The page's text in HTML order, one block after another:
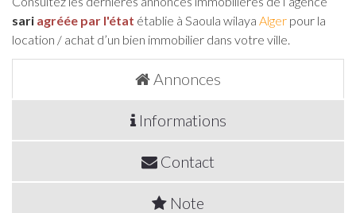
sari agréée par l'état établie à Saoula wilaya Alger pour la
location / achat d’un bien immobilier dans votre ville.
Annonces
Informations
Contact
Note